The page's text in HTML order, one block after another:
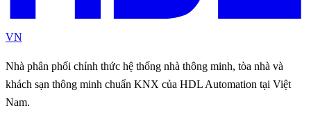
VN
Nhà phân phối chính thức hệ thống nhà thông minh, tòa nhà và
khách sạn thông minh chuẩn KNX của HDL Automation tại Việt
Nam.